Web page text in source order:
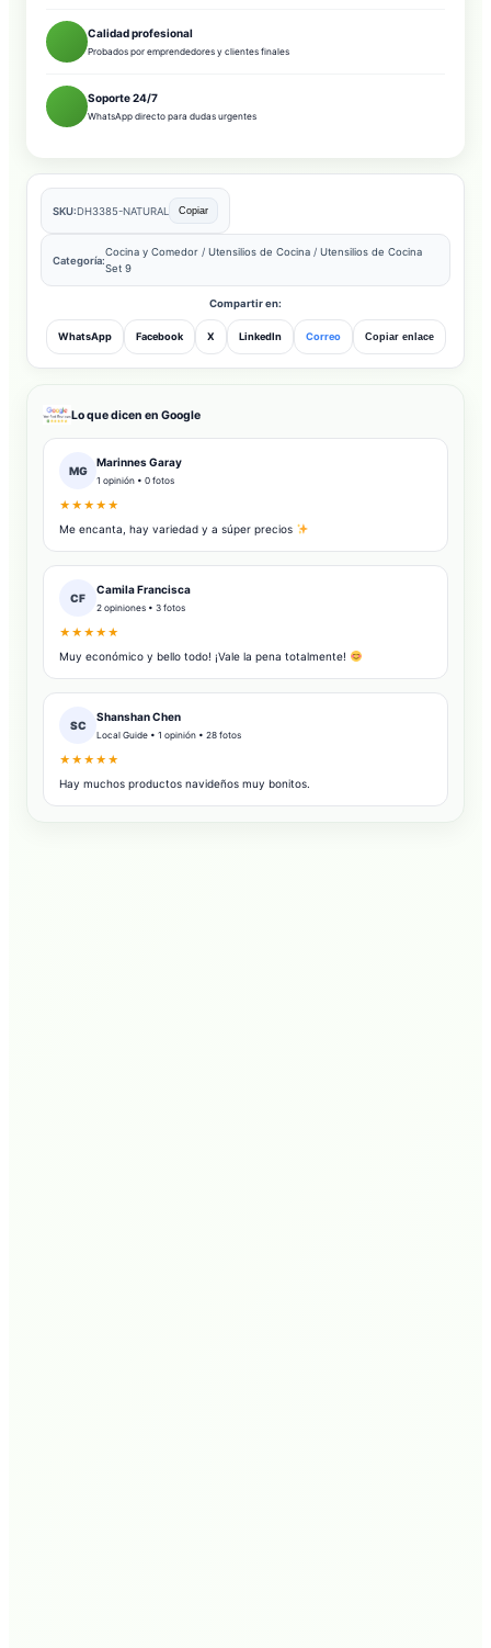
Calidad profesional
Probados por emprendedores y clientes finales
Soporte 24/7
WhatsApp directo para dudas urgentes
SKU:DH3385-NATURAL Copiar
Categoría:
Cocina y Comedor / Utensilios de Cocina / Utensilios de Cocina
Set 9
Compartir en:
WhatsApp Facebook X LinkedIn Correo Copiar enlace
Lo que dicen en Google
MG
Marinnes Garay
1 opinión • 0 fotos
★★★★★
Me encanta, hay variedad y a súper precios
CF
Camila Francisca
2 opiniones • 3 fotos
★★★★★
Muy económico y bello todo! ¡Vale la pena totalmente!
SC
Shanshan Chen
Local Guide • 1 opinión • 28 fotos
★★★★★
Hay muchos productos navideños muy bonitos.